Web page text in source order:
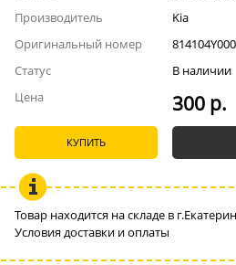
Производитель
Kia
Оригинальный номер
814104Y000
Статус
В наличии
Цена
300 р.
КУПИТЬ
Товар находится на складе в
Условия доставки и оплаты